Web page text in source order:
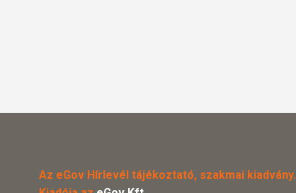
Az eGov Hírlevél tájékoztató, szakmai kiadvány.